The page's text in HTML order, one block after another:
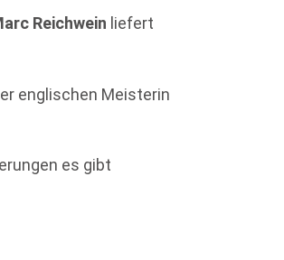
Reichwein liefert
englischen Meisterin
es gibt